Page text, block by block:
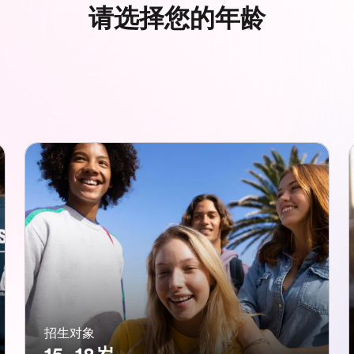
请选择您的年龄
招生对象